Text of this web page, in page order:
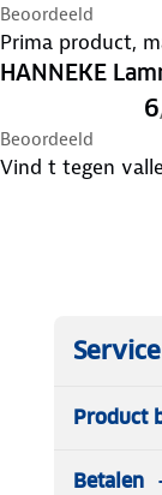
Beoordeeld
Prima product,
HANNEKE
6
Beoordeeld
Vind t tegen
Service
Product
Betalen